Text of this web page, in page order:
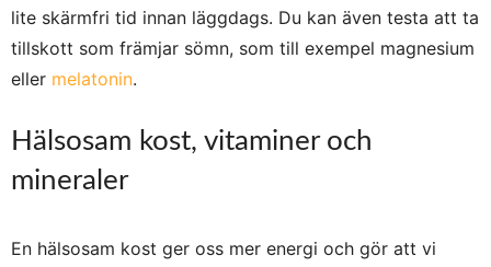
lite skärmfri tid innan läggdags. Du kan även testa att ta
tillskott som främjar sömn, som till exempel magnesium
eller melatonin.
Hälsosam kost, vitaminer och
mineraler
En hälsosam kost ger oss mer energi och gör att vi